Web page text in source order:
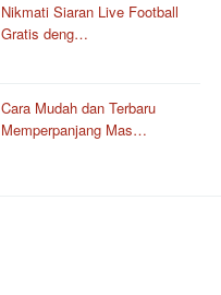
Nikmati Siaran Live Football
Gratis deng…
Cara Mudah dan Terbaru
Memperpanjang Mas…